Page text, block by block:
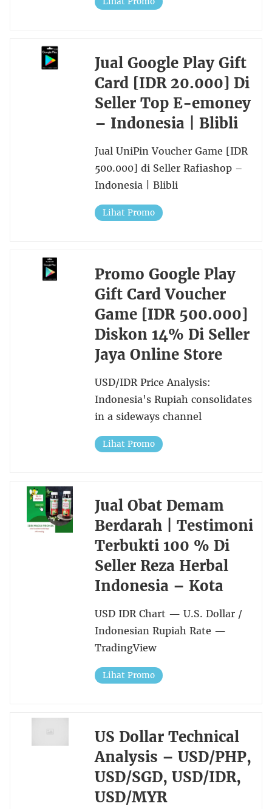
Jual Google Play Gift
Card [IDR 20.000] Di
Seller Top E-emoney
– Indonesia | Blibli
Jual UniPin Voucher Game [IDR
500.000] di Seller Rafiashop –
Indonesia | Blibli
Lihat Promo
Promo Google Play
Gift Card Voucher
Game [IDR 500.000]
Diskon 14% Di Seller
Jaya Online Store
USD/IDR Price Analysis:
Indonesia's Rupiah consolidates
in a sideways channel
Lihat Promo
Jual Obat Demam
Berdarah | Testimoni
Terbukti 100 % Di
Seller Reza Herbal
Indonesia – Kota
USD IDR Chart — U.S. Dollar /
Indonesian Rupiah Rate —
TradingView
Lihat Promo
US Dollar Technical
Analysis – USD/PHP,
USD/SGD, USD/IDR,
USD/MYR